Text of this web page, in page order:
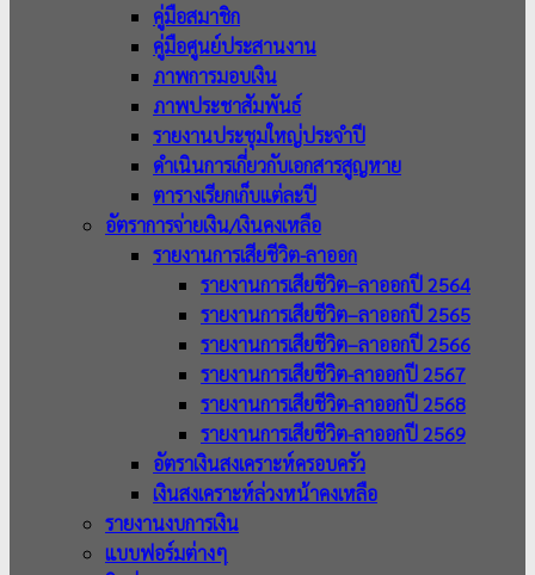
คู่มือสมาชิก
คู่มือศูนย์ประสานงาน
ภาพการมอบเงิน
ภาพประชาสัมพันธ์
รายงานประชุมใหญ่ประจำปี
ดำเนินการเกี่ยวกับเอกสารสูญหาย
ตารางเรียกเก็บแต่ละปี
อัตราการจ่ายเงิน/เงินคงเหลือ
รายงานการเสียชีวิต-ลาออก
รายงานการเสียชีวิต–ลาออกปี 2564
รายงานการเสียชีวิต–ลาออกปี 2565
รายงานการเสียชีวิต–ลาออกปี 2566
รายงานการเสียชีวิต-ลาออกปี 2567
รายงานการเสียชีวิต-ลาออกปี 2568
รายงานการเสียชีวิต-ลาออกปี 2569
อัตราเงินสงเคราะห์ครอบครัว
เงินสงเคราะห์ล่วงหน้าคงเหลือ
รายงานงบการเงิน
แบบฟอร์มต่างๆ